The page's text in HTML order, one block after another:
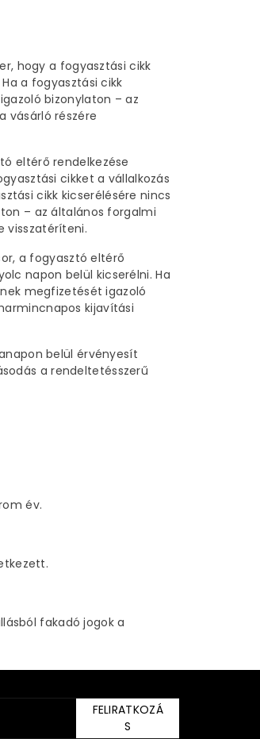
hogy a fogyasztási cikk
a fogyasztási cikk
bizonylaton – az
vásárló részére
eltérő rendelkezése
cikket a vállalkozás
cikk kicserélésére nincs
– az általános forgalmi
visszatéríteni.
a fogyasztó eltérő
napon belül kicserélni. Ha
megfizetését igazoló
kijavítási
belül érvényesít
a rendeltetésszerű
év.
fakadó jogok a
FELIRATKOZÁ
S